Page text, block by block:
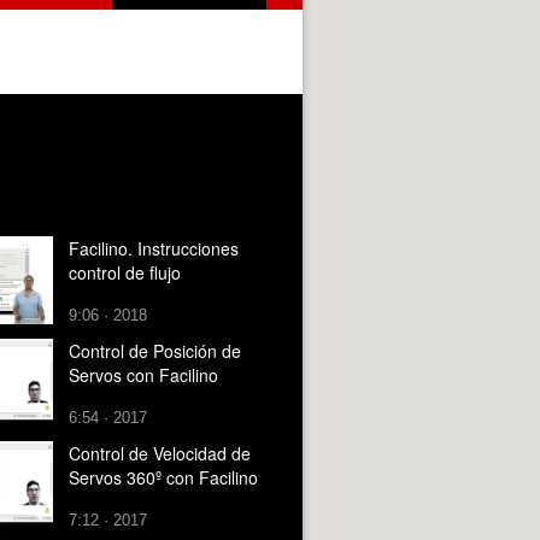
Facilino. Instrucciones
control de flujo
9:06 · 2018
Control de Posición de
Servos con Facilino
6:54 · 2017
Control de Velocidad de
Servos 360º con Facilino
7:12 · 2017